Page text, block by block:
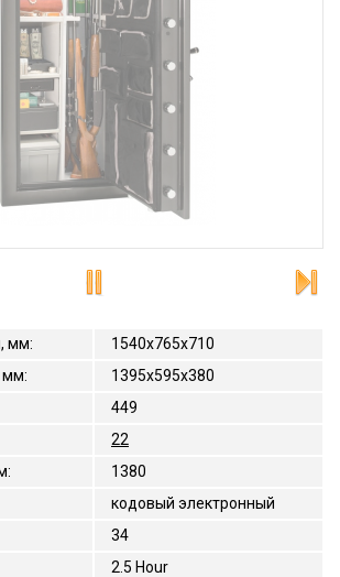
мм:
1540x765x710
мм:
1395х595х380
449
22
:
1380
кодовый электронный
34
2.5 Hour